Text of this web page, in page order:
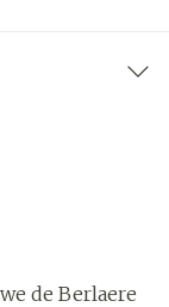
de Berlaere